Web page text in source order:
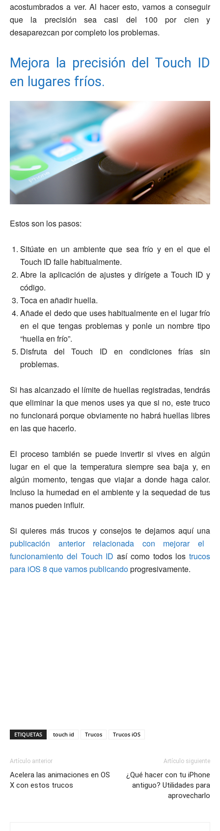
acostumbrados a ver. Al hacer esto, vamos a conseguir
que la precisión sea casi del 100 por cien y
desaparezcan por completo los problemas.
Mejora la precisión del Touch ID
en lugares fríos.
Estos son los pasos:
Sitúate en un ambiente que sea frío y en el que el
Touch ID falle habitualmente.
Abre la aplicación de ajustes y dirígete a Touch ID y
código.
Toca en añadir huella.
Añade el dedo que uses habitualmente en el lugar frío
en el que tengas problemas y ponle un nombre tipo
“huella en frío”.
Disfruta del Touch ID en condiciones frías sin
problemas.
Si has alcanzado el límite de huellas registradas, tendrás
que eliminar la que menos uses ya que si no, este truco
no funcionará porque obviamente no habrá huellas libres
en las que hacerlo.
El proceso también se puede invertir si vives en algún
lugar en el que la temperatura siempre sea baja y, en
algún momento, tengas que viajar a donde haga calor.
Incluso la humedad en el ambiente y la sequedad de tus
manos pueden influir.
Si quieres más trucos y consejos te dejamos aquí una
publicación anterior relacionada con mejorar el
funcionamiento del Touch ID así como todos los trucos
para iOS 8 que vamos publicandoprogresivamente.
ETIQUETAS touch id Trucos Trucos iOS
Artículo anterior
Acelera las animaciones en OS
X con estos trucos
Artículo siguiente
¿Qué hacer con tu iPhone
antiguo? Utilidades para
aprovecharlo